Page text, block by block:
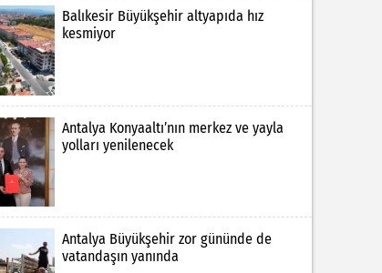
Balıkesir Büyükşehir altyapıda hız
kesmiyor
Antalya Konyaaltı’nın merkez ve yayla
yolları yenilenecek
Antalya Büyükşehir zor gününde de
vatandaşın yanında